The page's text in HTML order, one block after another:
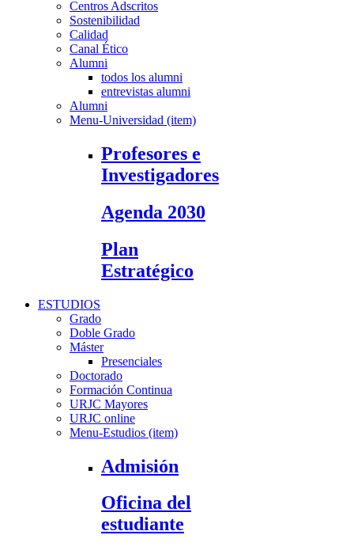
Centros Adscritos
Sostenibilidad
Calidad
Canal Ético
Alumni
todos los alumni
entrevistas alumni
Alumni
Menu-Universidad (item)
Profesores e
Investigadores
Agenda 2030
Plan
Estratégico
ESTUDIOS
Grado
Doble Grado
Máster
Presenciales
Doctorado
Formación Continua
URJC Mayores
URJC online
Menu-Estudios (item)
Admisión
Oficina del
estudiante